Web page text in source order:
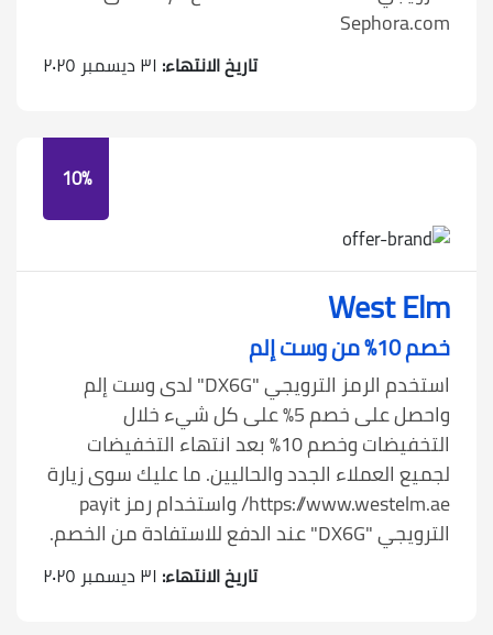
Sephora.com
تاريخ الانتهاء: ٣١ ديسمبر ٢٠٢٥
10%
West Elm
خصم 10% من وست إلم
استخدم الرمز الترويجي "DX6G" لدى وست إلم
واحصل على خصم 5% على كل شيء خلال
التخفيضات وخصم 10% بعد انتهاء التخفيضات
لجميع العملاء الجدد والحاليين. ما عليك سوى زيارة
https://www.westelm.ae/ واستخدام رمز payit
الترويجي "DX6G" عند الدفع للاستفادة من الخصم.
تاريخ الانتهاء: ٣١ ديسمبر ٢٠٢٥